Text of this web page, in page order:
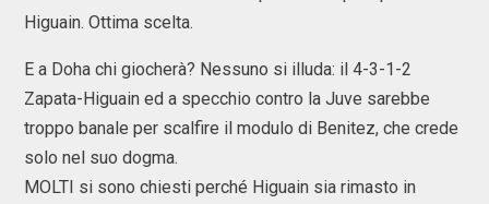
Higuain. Ottima scelta.
E a Doha chi giocherà? Nessuno si illuda: il 4-3-1-2
Zapata-Higuain ed a specchio contro la Juve sarebbe
troppo banale per scalfire il modulo di Benitez, che crede
solo nel suo dogma.
MOLTI si sono chiesti perché Higuain sia rimasto in